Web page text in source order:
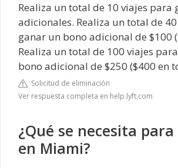
Realiza un total de 10 viajes para
adicionales. Realiza un total de
ganar un bono adicional de $100
Realiza un total de 100 viajes
bono adicional de $250 ($400 en
Solicitud de eliminación
Ver respuesta completa en help.lyft.com
¿Qué se necesita
en Miami?